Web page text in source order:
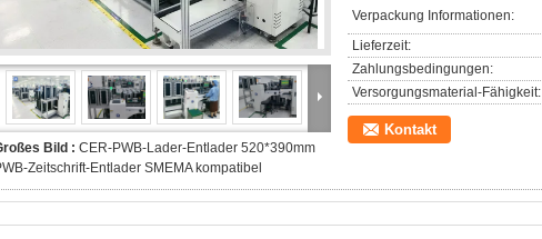
Bild : CER-PWB-Lader-Entlader 520*390mm
Zeitschrift-Entlader SMEMA kompatibel
Verpackung Informationen:
Lieferzeit:
Zahlungsbedingungen:
Versorgungsmaterial-Fähigkeit:
Kontakt